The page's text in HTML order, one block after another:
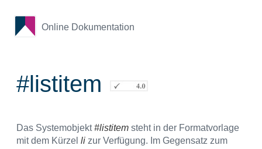
Online Dokumentation
#listitem
Das Systemobjekt#listitem steht in der Formatvorlage
mit dem Kürzel li zur Verfügung. Im Gegensatz zum